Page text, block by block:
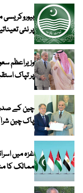
بیوروکریسی
پر نئی
وزیراعظم
پر تپاک
چین کے
پاک چین
ممالک کا